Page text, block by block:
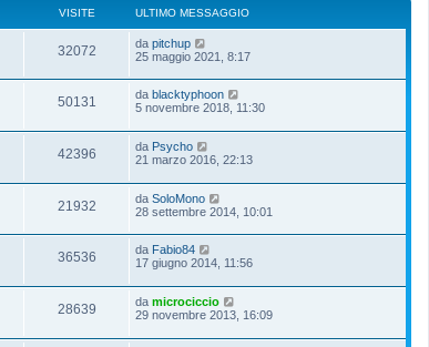
VISITE ULTIMO MESSAGGIO
32072 da pitchup
25 maggio 2021, 8:17
50131 da blacktyphoon
5 novembre 2018, 11:30
42396 da Psycho
21 marzo 2016, 22:13
21932 da SoloMono
28 settembre 2014, 10:01
36536 da Fabio84
17 giugno 2014, 11:56
28639 da microciccio
29 novembre 2013, 16:09